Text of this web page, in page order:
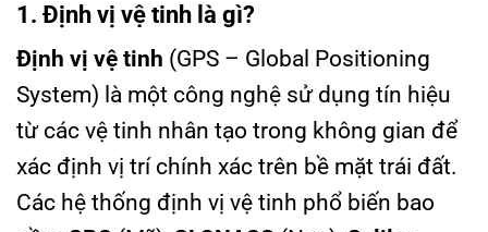
1. Định vị vệ tinh là gì?
Định vị vệ tinh (GPS – Global Positioning
System) là một công nghệ sử dụng tín hiệu
từ các vệ tinh nhân tạo trong không gian để
xác định vị trí chính xác trên bề mặt trái đất.
Các hệ thống định vị vệ tinh phổ biến bao